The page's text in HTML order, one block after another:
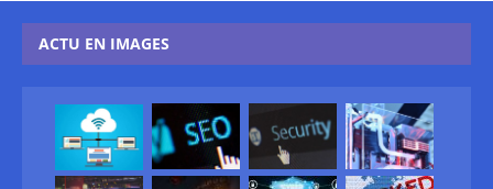
ACTU EN IMAGES